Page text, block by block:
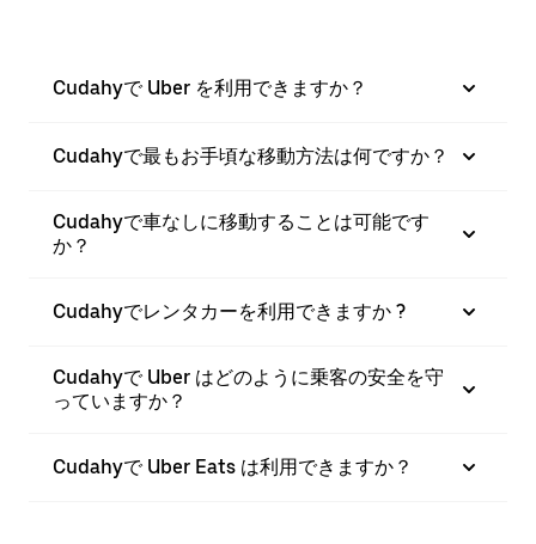
Cudahyで Uber を利用できますか？
Cudahyで最もお手頃な移動方法は何ですか？
Cudahyで車なしに移動することは可能です
か？
Cudahyでレンタカーを利用できますか ?
Cudahyで Uber はどのように乗客の安全を守
っていますか？
Cudahyで Uber Eats は利用できますか？